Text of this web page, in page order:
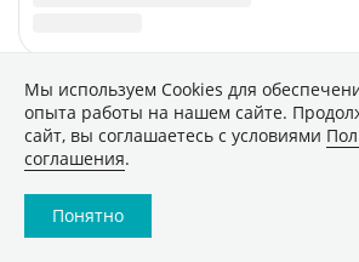
Мы используем Сookies для
опыта работы на нашем сайте.
сайт, вы соглашаетесь с условиями
соглашения.
Понятно